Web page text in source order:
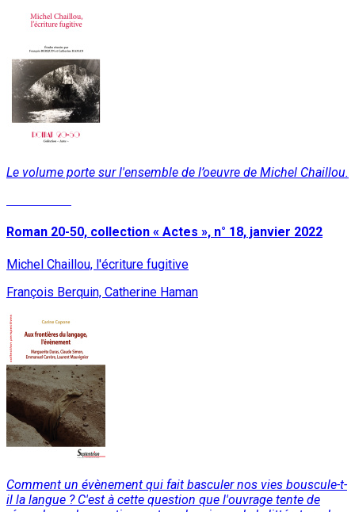
Le volume porte sur l'ensemble de l’oeuvre de Michel Chaillou.
Roman 20-50, collection « Actes », n° 18, janvier 2022
Michel Chaillou, l'écriture fugitive
François Berquin, Catherine Haman
Comment un évènement qui fait basculer nos vies bouscule-t-
il la langue ? C'est à cette question que l'ouvrage tente de